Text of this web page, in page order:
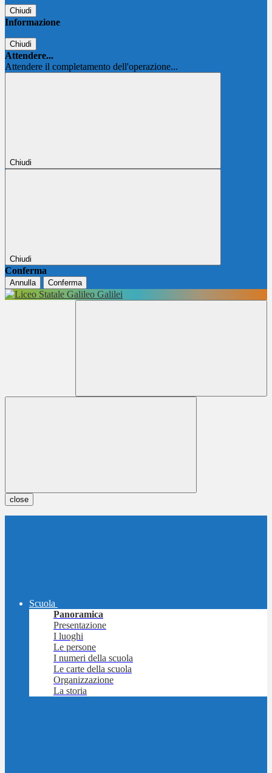
Chiudi
Informazione
Chiudi
Attendere...
Attendere il completamento dell'operazione...
Chiudi
Chiudi
Conferma
Annulla Conferma
close
Scuola
Panoramica
Presentazione
I luoghi
Le persone
I numeri della scuola
Le carte della scuola
Organizzazione
La storia